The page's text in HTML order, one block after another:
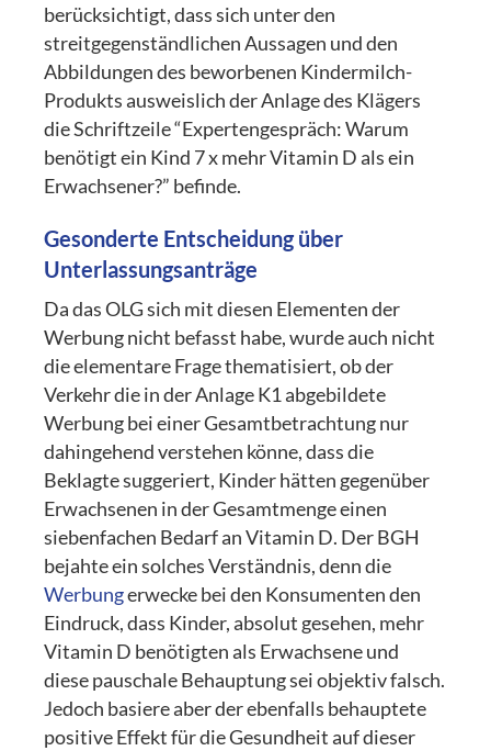
berücksichtigt, dass sich unter den
streitgegenständlichen Aussagen und den
Abbildungen des beworbenen Kindermilch-
Produkts ausweislich der Anlage des Klägers
die Schriftzeile “Expertengespräch: Warum
benötigt ein Kind 7 x mehr Vitamin D als ein
Erwachsener?” befinde.
Gesonderte Entscheidung über
Unterlassungsanträge
Da das OLG sich mit diesen Elementen der
Werbung nicht befasst habe, wurde auch nicht
die elementare Frage thematisiert, ob der
Verkehr die in der Anlage K1 abgebildete
Werbung bei einer Gesamtbetrachtung nur
dahingehend verstehen könne, dass die
Beklagte suggeriert, Kinder hätten gegenüber
Erwachsenen in der Gesamtmenge einen
siebenfachen Bedarf an Vitamin D. Der BGH
bejahte ein solches Verständnis, denn die
Werbungerwecke bei den Konsumenten den
Eindruck, dass Kinder, absolut gesehen, mehr
Vitamin D benötigten als Erwachsene und
diese pauschale Behauptung sei objektiv falsch.
Jedoch basiere aber der ebenfalls behauptete
positive Effekt für die Gesundheit auf dieser